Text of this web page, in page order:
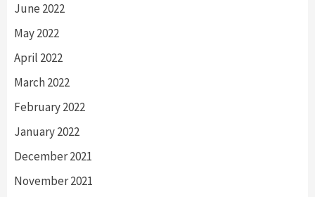
June 2022
May 2022
April 2022
March 2022
February 2022
January 2022
December 2021
November 2021